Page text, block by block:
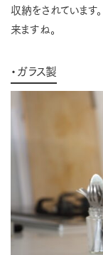
収納をされています
来ますね。
・ガラス製